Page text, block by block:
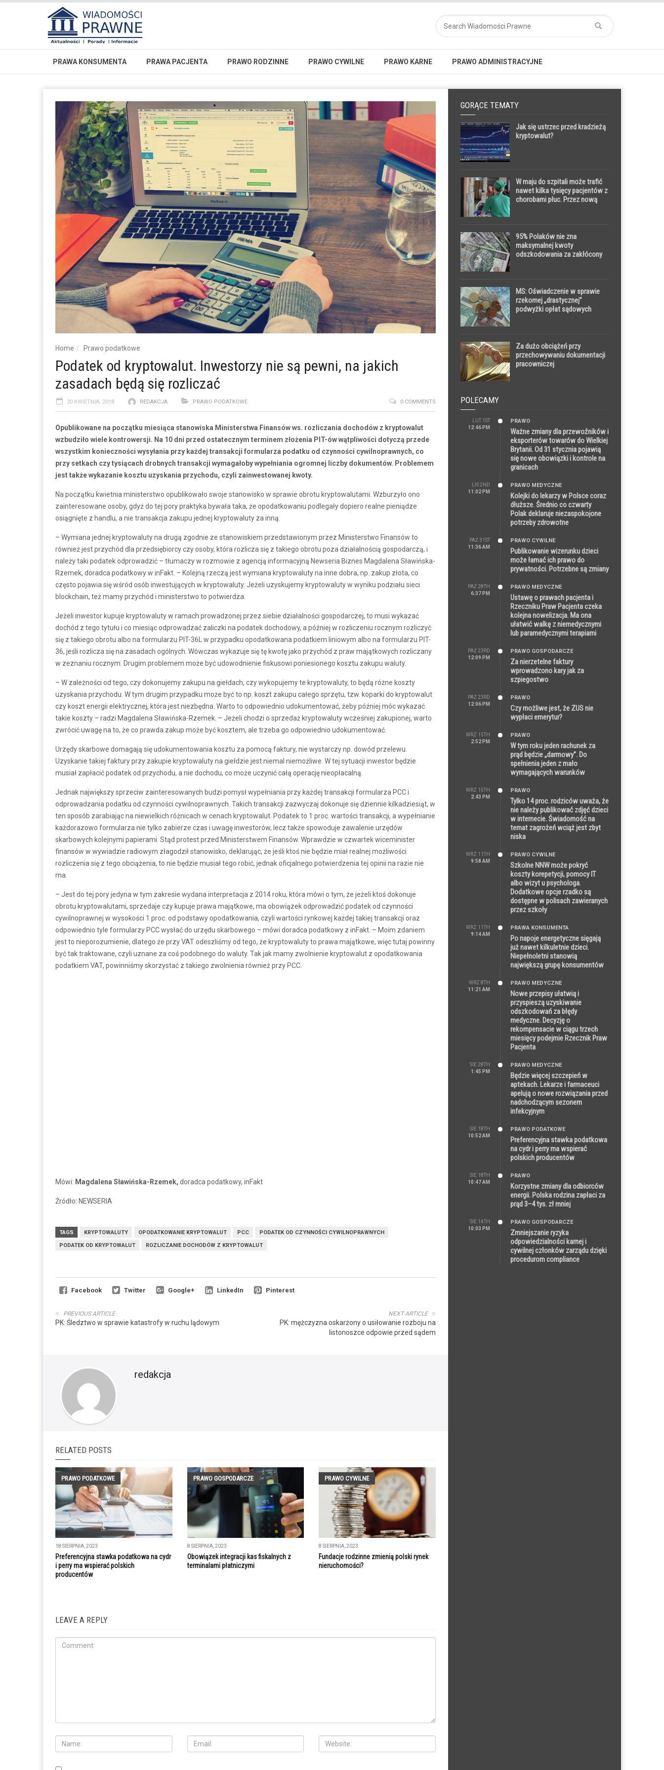
PRAWA KONSUMENTA PRAWA PACJENTA PRAWO RODZINNE PRAWO CYWILNE PRAWO KARNE PRAWO ADMINISTRACYJNE
Home Prawo podatkowe
Podatek od kryptowalut. Inwestorzy nie są pewni, na jakich
zasadach będą się rozliczać
20 KWIETNIA, 2018 REDAKCJA PRAWO PODATKOWE 0 COMMENTS
Opublikowane na początku miesiąca stanowiska Ministerstwa Finansów ws. rozliczania dochodów z kryptowalut
wzbudziło wiele kontrowersji. Na 10 dni przed ostatecznym terminem złożenia PIT-ów wątpliwości dotyczą przede
wszystkim konieczności wysyłania przy każdej transakcji formularza podatku od czynności cywilnoprawnych, co
przy setkach czy tysiącach drobnych transakcji wymagałoby wypełniania ogromnej liczby dokumentów. Problemem
jest także wykazanie kosztu uzyskania przychodu, czyli zainwestowanej kwoty.
Na początku kwietnia ministerstwo opublikowało swoje stanowisko w sprawie obrotu kryptowalutami. Wzburzyło ono
zainteresowane osoby, gdyż do tej pory praktyka bywała taka, że opodatkowaniu podlegały dopiero realne pieniądze
osiągnięte z handlu, a nie transakcja zakupu jednej kryptowaluty za inną.
– Wymiana jednej kryptowaluty na drugą zgodnie ze stanowiskiem przedstawionym przez Ministerstwo Finansów to
również jest przychód dla przedsiębiorcy czy osoby, która rozlicza się z takiego obrotu poza działalnością gospodarczą, i
należy taki podatek odprowadzić – tłumaczy w rozmowie z agencją informacyjną Newseria Biznes Magdalena Sławińska-
Rzemek, doradca podatkowy w inFakt. – Kolejną rzeczą jest wymiana kryptowaluty na inne dobra, np. zakup złota, co
często pojawia się wśród osób inwestujących w kryptowaluty. Jeżeli uzyskujemy kryptowaluty w wyniku podziału sieci
blockchain, też mamy przychód i ministerstwo to potwierdza.
Jeżeli inwestor kupuje kryptowaluty w ramach prowadzonej przez siebie działalności gospodarczej, to musi wykazać
dochód z tego tytułu i co miesiąc odprowadzać zaliczki na podatek dochodowy, a później w rozliczeniu rocznym rozliczyć
się z takiego obrotu albo na formularzu PIT-36L w przypadku opodatkowana podatkiem liniowym albo na formularzu PIT-
36, jeśli rozlicza się na zasadach ogólnych. Wówczas wykazuje się tę kwotę jako przychód z praw majątkowych rozliczany
w zeznaniu rocznym. Drugim problemem może być udowodnienie fiskusowi poniesionego kosztu zakupu waluty.
– W zależności od tego, czy dokonujemy zakupu na giełdach, czy wykopujemy te kryptowaluty, to będą różne koszty
uzyskania przychodu. W tym drugim przypadku może być to np. koszt zakupu całego sprzętu, tzw. koparki do kryptowalut
czy koszt energii elektrycznej, która jest niezbędna. Warto to odpowiednio udokumentować, żeby później móc wykazać
takie koszty – radzi Magdalena Sławińska-Rzemek. – Jeżeli chodzi o sprzedaż kryptowaluty wcześniej zakupionej, warto
zwrócić uwagę na to, że co prawda zakup może być kosztem, ale trzeba go odpowiednio udokumentować.
Urzędy skarbowe domagają się udokumentowania kosztu za pomocą faktury, nie wystarczy np. dowód przelewu.
Uzyskanie takiej faktury przy zakupie kryptowaluty na giełdzie jest niemal niemożliwe. W tej sytuacji inwestor będzie
musiał zapłacić podatek od przychodu, a nie dochodu, co może uczynić całą operację nieopłacalną.
Jednak największy sprzeciw zainteresowanych budzi pomysł wypełniania przy każdej transakcji formularza PCC i
odprowadzania podatku od czynności cywilnoprawnych. Takich transakcji zazwyczaj dokonuje się dziennie kilkadziesiąt, w
ten sposób zarabiając na niewielkich różnicach w cenach kryptowalut. Podatek to 1 proc. wartości transakcji, a wypełnianie
każdorazowo formularza nie tylko zabierze czas i uwagę inwestorów, lecz także spowoduje zawalenie urzędów
skarbowych kolejnymi papierami. Stąd protest przed Ministerstwem Finansów. Wprawdzie w czwartek wiceminister
finansów w wywiadzie radiowym złagodził stanowisko, deklarując, że jeśli ktoś nie będzie miał realnej możliwości
rozliczenia się z tego obciążenia, to nie będzie musiał tego robić, jednak oficjalnego potwierdzenia tej opinii na razie nie
ma.
– Jest do tej pory jedyna w tym zakresie wydana interpretacja z 2014 roku, która mówi o tym, że jeżeli ktoś dokonuje
obrotu kryptowalutami, sprzedaje czy kupuje prawa majątkowe, ma obowiązek odprowadzić podatek od czynności
cywilnoprawnej w wysokości 1 proc. od podstawy opodatkowania, czyli wartości rynkowej każdej takiej transakcji oraz
odpowiednio tyle formularzy PCC wysłać do urzędu skarbowego – mówi doradca podatkowy z inFakt. – Moim zdaniem
jest to nieporozumienie, dlatego że przy VAT odeszliśmy od tego, że kryptowaluty to prawa majątkowe, więc tutaj powinny
być tak traktowane, czyli uznane za coś podobnego do waluty. Tak jak mamy zwolnienie kryptowalut z opodatkowania
podatkiem VAT, powinniśmy skorzystać z takiego zwolnienia również przy PCC.
Mówi: Magdalena Sławińska-Rzemek, doradca podatkowy, inFakt
Źródło: NEWSERIA
TAGS KRYPTOWALUTY OPODATKOWANIE KRYPTOWALUT PCC
PODATEK OD CZYNNOŚCI CYWILNOPRAWNYCH
PODATEK OD KRYPTOWALUT
ROZLICZANIE DOCHODÓW Z KRYPTOWALUT
Facebook Twitter Google+ LinkedIn Pinterest
NEXT ARTICLE
PK: mężczyzna oskarżony o usiłowanie rozboju na
listonoszce odpowie przed sądem
PREVIOUS ARTICLE
PK: Śledztwo w sprawie katastrofy w ruchu lądowym
redakcja
RELATED POSTS
PRAWO PODATKOWE
18 SIERPNIA, 2023
Preferencyjna stawka podatkowa na cydr
i perry ma wspierać polskich
producentów
PRAWO GOSPODARCZE
8 SIERPNIA, 2023
Obowiązek integracji kas fiskalnych z
terminalami płatniczymi
PRAWO CYWILNE
8 SIERPNIA, 2023
Fundacje rodzinne zmienią polski rynek
nieruchomości?
LEAVE A REPLY
GORĄCE TEMATY
Jak się ustrzec przed kradzieżą
kryptowalut?
W maju do szpitali może trafić
nawet kilka tysięcy pacjentów z
chorobami płuc. Przez nową
95% Polaków nie zna
maksymalnej kwoty
odszkodowania za zakłócony
MS: Oświadczenie w sprawie
rzekomej „drastycznej”
podwyżki opłat sądowych
Za dużo obciążeń przy
przechowywaniu dokumentacji
pracowniczej
POLECAMY
LUT 1ST
12:46 PM
PRAWO
Ważne zmiany dla przewoźników i
eksporterów towarów do Wielkiej
Brytanii. Od 31 stycznia pojawią
się nowe obowiązki i kontrole na
granicach
LIS 2ND
11:02 PM
PRAWO MEDYCZNE
Kolejki do lekarzy w Polsce coraz
dłuższe. Średnio co czwarty
Polak deklaruje niezaspokojone
potrzeby zdrowotne
PAŹ 31ST
11:36 AM
PRAWO CYWILNE
Publikowanie wizerunku dzieci
może łamać ich prawo do
prywatności. Potrzebne są zmiany
PAŹ 28TH
6:37 PM
PRAWO MEDYCZNE
Ustawę o prawach pacjenta i
Rzeczniku Praw Pacjenta czeka
kolejna nowelizacja. Ma ona
ułatwić walkę z niemedycznymi
lub paramedycznymi terapiami
PAŹ 23RD
12:09 PM
PRAWO GOSPODARCZE
Za nierzetelne faktury
wprowadzono kary jak za
szpiegostwo
PAŹ 23RD
12:06 PM
PRAWO
Czy możliwe jest, że ZUS nie
wypłaci emerytur?
WRZ 15TH
2:52 PM
PRAWO
W tym roku jeden rachunek za
prąd będzie „darmowy”. Do
spełnienia jeden z mało
wymagających warunków
WRZ 15TH
2:43 PM
PRAWO
Tylko 14 proc. rodziców uważa, że
nie należy publikować zdjęć dzieci
w internecie. Świadomość na
temat zagrożeń wciąż jest zbyt
niska
WRZ 11TH
9:58 AM
PRAWO CYWILNE
Szkolne NNW może pokryć
koszty korepetycji, pomocy IT
albo wizyt u psychologa.
Dodatkowe opcje rzadko są
dostępne w polisach zawieranych
przez szkoły
WRZ 11TH
9:14 AM
PRAWA KONSUMENTA
Po napoje energetyczne sięgają
już nawet kilkuletnie dzieci.
Niepełnoletni stanowią
największą grupę konsumentów
WRZ 8TH
11:21 AM
PRAWO MEDYCZNE
Nowe przepisy ułatwią i
przyspieszą uzyskiwanie
odszkodowań za błędy
medyczne. Decyzję o
rekompensacie w ciągu trzech
miesięcy podejmie Rzecznik Praw
Pacjenta
SIE 28TH
1:45 PM
PRAWO MEDYCZNE
Będzie więcej szczepień w
aptekach. Lekarze i farmaceuci
apelują o nowe rozwiązania przed
nadchodzącym sezonem
infekcyjnym
SIE 18TH
10:52 AM
PRAWO PODATKOWE
Preferencyjna stawka podatkowa
na cydr i perry ma wspierać
polskich producentów
SIE 18TH
10:47 AM
PRAWO
Korzystne zmiany dla odbiorców
energii. Polska rodzina zapłaci za
prąd 3–4 tys. zł mniej
SIE 14TH
10:03 PM
PRAWO GOSPODARCZE
Zmniejszanie ryzyka
odpowiedzialności karnej i
cywilnej członków zarządu dzięki
procedurom compliance